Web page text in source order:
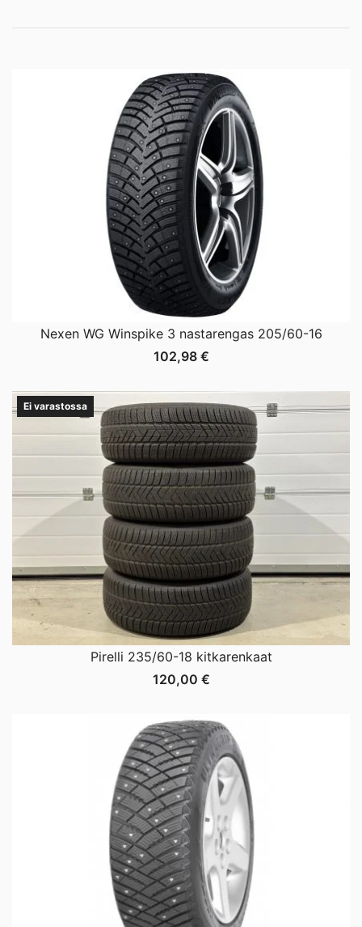
Nexen WG Winspike 3 nastarengas 205/60-16
102,98 €
Ei varastossa
Pirelli 235/60-18 kitkarenkaat
120,00 €